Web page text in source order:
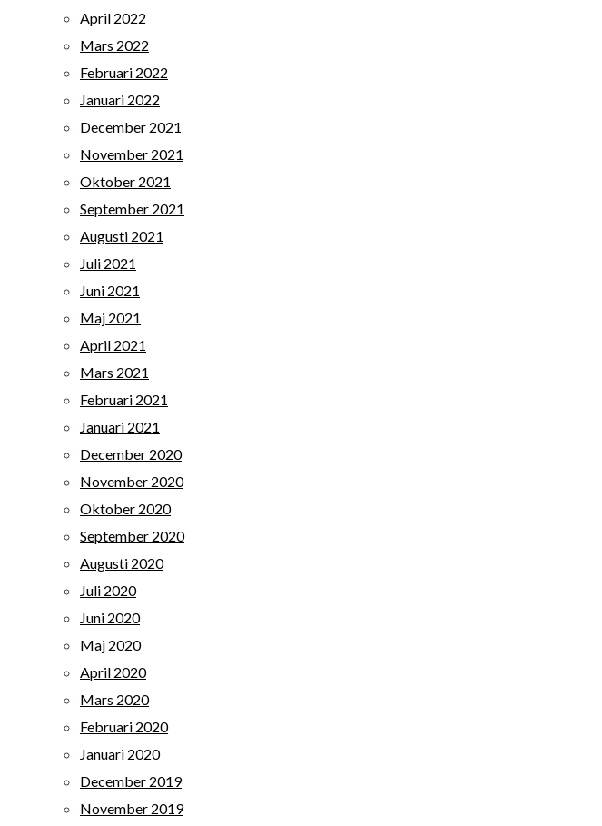
April 2022
Mars 2022
Februari 2022
Januari 2022
December 2021
November 2021
Oktober 2021
September 2021
Augusti 2021
Juli 2021
Juni 2021
Maj 2021
April 2021
Mars 2021
Februari 2021
Januari 2021
December 2020
November 2020
Oktober 2020
September 2020
Augusti 2020
Juli 2020
Juni 2020
Maj 2020
April 2020
Mars 2020
Februari 2020
Januari 2020
December 2019
November 2019